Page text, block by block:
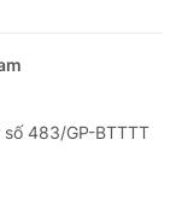
483/GP-BTTTT